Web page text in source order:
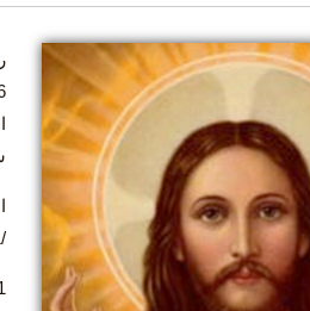
5-
/1-23)
1) قراءة